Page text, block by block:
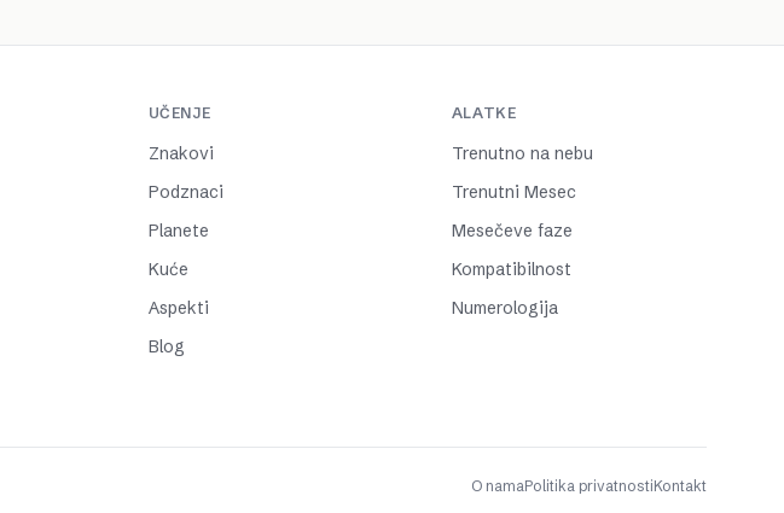
UČENJE
Znakovi
Podznaci
Planete
Kuće
Aspekti
Blog
ALATKE
Trenutno na nebu
Trenutni Mesec
Mesečeve faze
Kompatibilnost
Numerologija
O namaPolitika privatnostiKontakt